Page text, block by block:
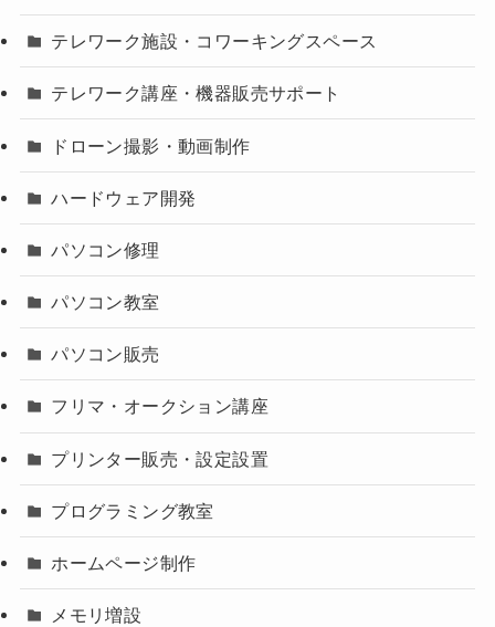
テレワーク施設・コワーキングスペース
テレワーク講座・機器販売サポート
ドローン撮影・動画制作
ハードウェア開発
パソコン修理
パソコン教室
パソコン販売
フリマ・オークション講座
プリンター販売・設定設置
プログラミング教室
ホームページ制作
メモリ増設